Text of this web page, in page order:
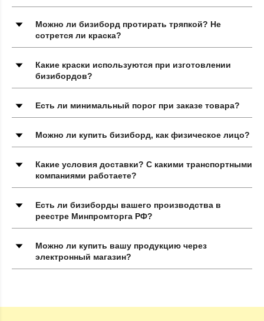
Можно ли бизиборд протирать тряпкой? Не
сотрется ли краска?
Какие краски используются при изготовлении
бизибордов?
Есть ли минимальный порог при заказе товара?
Можно ли купить бизиборд, как физическое лицо?
Какие условия доставки? С какими транспортными
компаниями работаете?
Есть ли бизиборды вашего производства в
реестре Минпромторга РФ?
Можно ли купить вашу продукцию через
электронный магазин?